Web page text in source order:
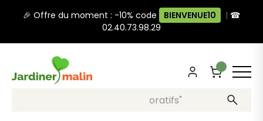
🎉 Offre du moment : -10% code BIENVENUE10 | ☎
02.40.73.98.29
Recherche, ex: "pots décoratifs"